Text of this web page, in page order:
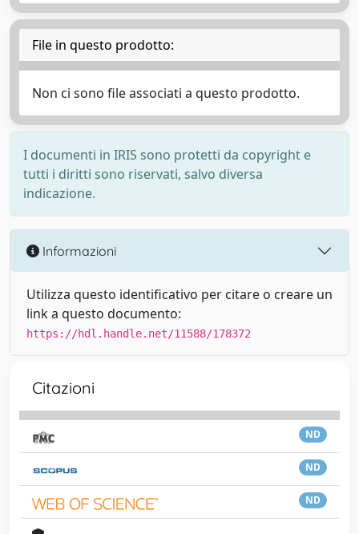
File in questo prodotto:
Non ci sono file associati a questo prodotto.
I documenti in IRIS sono protetti da copyright e
tutti i diritti sono riservati, salvo diversa
indicazione.
Informazioni
Utilizza questo identificativo per citare o creare un
link a questo documento:
https://hdl.handle.net/11588/178372
Citazioni
ND
ND
ND